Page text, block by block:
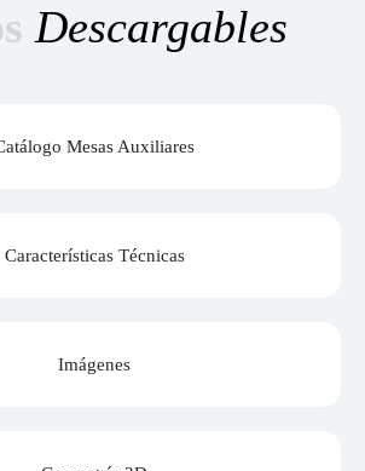
Descargables
Mesas Auxiliares
Características Técnicas
Imágenes